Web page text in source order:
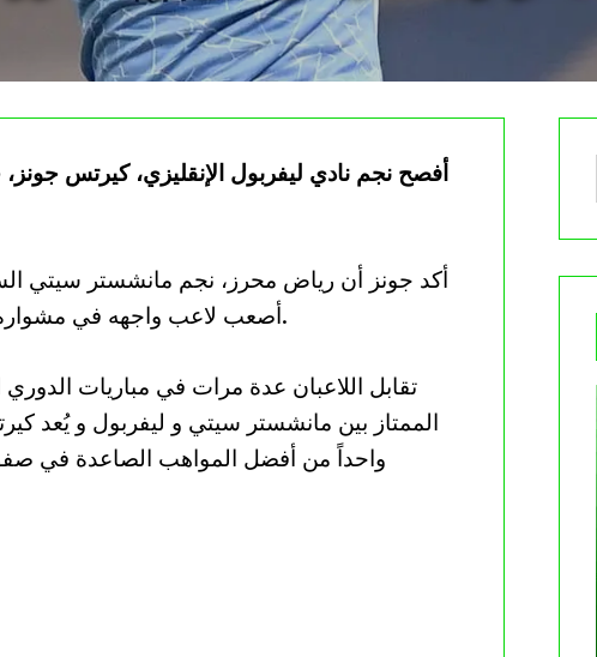
أفصح نجم نادي ليفربول الإنقليزي، كيرتس
أكد جونز أن رياض محرز، نجم مانشستر سيتي
أصعب لاعب واجهه في مشواره الكروي.
تقابل اللاعبان عدة مرات في مباريات الدوري
الممتاز بين مانشستر سيتي و ليفربول و يُعد
واحداً من أفضل المواهب الصاعدة في